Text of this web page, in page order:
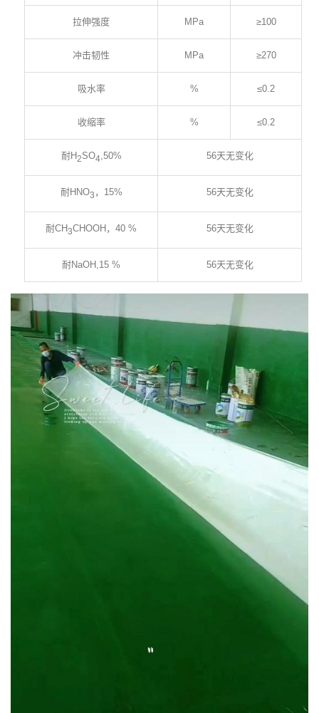
拉伸强度 MPa ≥100
冲击韧性 MPa ≥270
吸水率 % ≤0.2
收缩率 % ≤0.2
耐H2SO4,50% 56天无变化
耐HNO3 ，15% 56天无变化
耐CH3CHOOH，40 % 56天无变化
耐NaOH,15 % 56天无变化